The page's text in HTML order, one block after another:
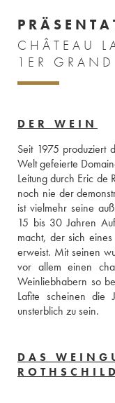
CHÂTEAU
DER WEIN
Seit 1975 produziert
Welt gefeierte
Leitung durch Eric de
noch nie der
ist vielmehr seine
15 bis 30 Jahren
macht, der sich
erweist. Mit seinen
vor allem einen
Weinliebhabern so
Lafite scheinen die
unsterblich zu sein.
DAS
ROTHSCHILD